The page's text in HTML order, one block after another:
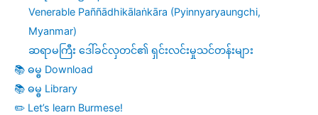
Venerable Paññādhikālaṅkāra (Pyinnyaryaungchi,
Myanmar)
ဆရာမကြီး ဒေါ်ခင်လှတင်၏ ရှင်းလင်းမှုသင်တန်းများ
📚 ဓမ္ဓ Download
📚 ဓမ္ဓ Library
✏️ Let’s learn Burmese!